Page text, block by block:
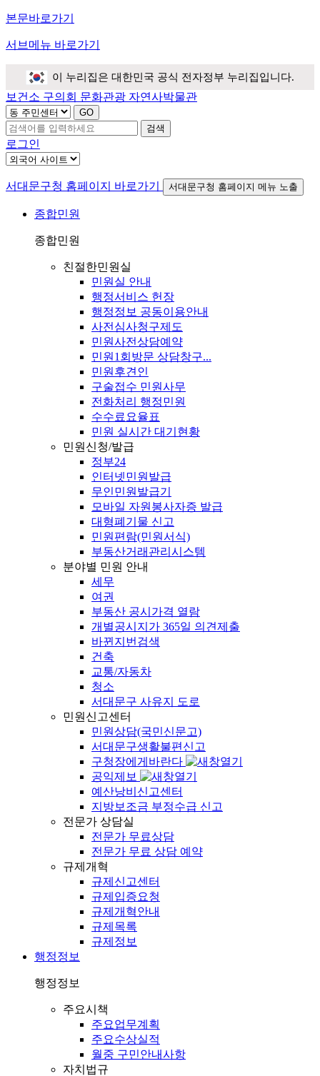
본문바로가기
서브메뉴 바로가기
이 누리집은 대한민국 공식 전자정부 누리집입니다.
보건소 구의회 문화관광 자연사박물관
검색
로그인
서대문구청 홈페이지 바로가기 서대문구청 홈페이지 메뉴 노출
종합민원
종합민원
친절한민원실
민원실 안내
행정서비스 헌장
행정정보 공동이용안내
사전심사청구제도
민원사전상담예약
민원1회방문 상담창구...
민원후견인
구술접수 민원사무
전화처리 행정민원
수수료요율표
민원 실시간 대기현황
민원신청/발급
정부24
인터넷민원발급
무인민원발급기
모바일 자원봉사자증 발급
대형폐기물 신고
민원편람(민원서식)
부동산거래관리시스템
분야별 민원 안내
세무
여권
부동산 공시가격 열람
개별공시지가 365일 의견제출
바뀐지번검색
건축
교통/자동차
청소
서대문구 사유지 도로
민원신고센터
민원상담(국민신문고)
서대문구생활불편신고
구청장에게바란다
공익제보
예산낭비신고센터
지방보조금 부정수급 신고
전문가 상담실
전문가 무료상담
전문가 무료 상담 예약
규제개혁
규제신고센터
규제입증요청
규제개혁안내
규제목록
규제정보
행정정보
행정정보
주요시책
주요업무계획
주요수상실적
월중 구민안내사항
자치법규